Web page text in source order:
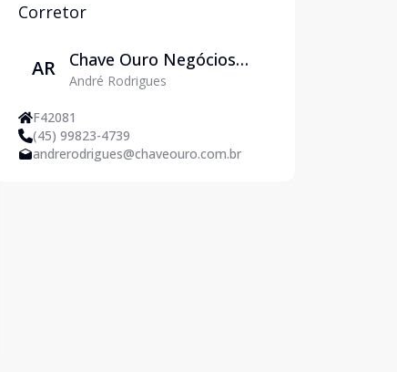
Corretor
AR
Chave Ouro Negócios
Imobiliários
André Rodrigues
F42081
(45) 99823-4739
andrerodrigues@chaveouro.com.br